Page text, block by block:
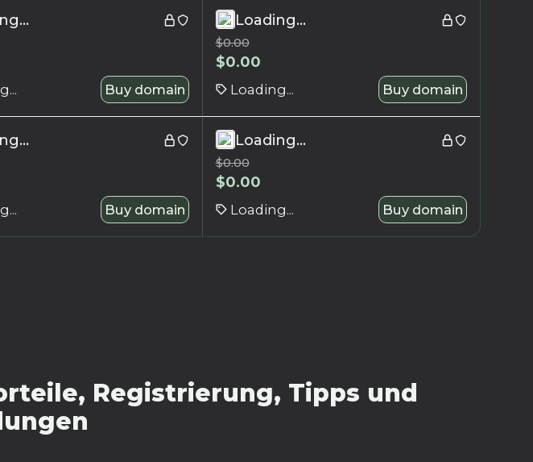
Buy domain
Loading...
$0.00
$0.00
Loading... Buy domain
Buy domain
Loading...
$0.00
$0.00
Loading... Buy domain
Registrierung, Tipps und